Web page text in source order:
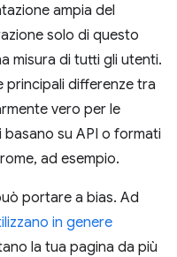
ampia del
solo di questo
misura di tutti gli utenti.
principali differenze tra
vero per le
su API o formati
ad esempio.
portare a bias. Ad
in genere
la tua pagina da più